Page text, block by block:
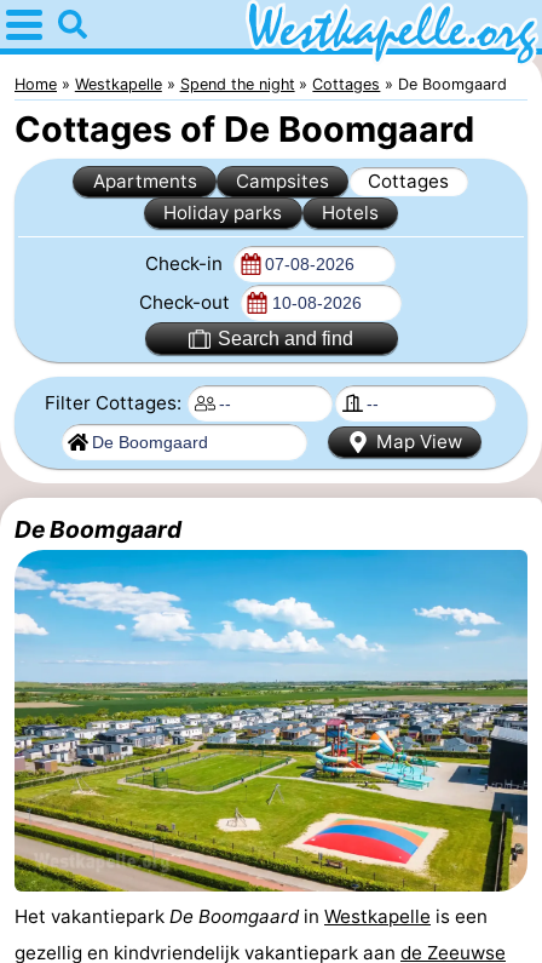
Home
Westkapelle
Tips
For
kids
Spend
night
-
Duinweg
-
Résidence
Wijngaerde
Campsites
Cottages
-
Buitenhof
Domburg
-
De
Boomgaard
-
De
Zandput
-
Hof
Domburg
-
Joossesweg
-
Résidence
Wijngaerde
Hotels
Lastminutes
Home Westkapelle Spend the night Cottages De Boomgaard
Cottages of De Boomgaard
Apartments Campsites
Cottages
Holiday parks
Hotels
Check-in
Check-out
Search and find
Filter Cottages:
Map View
De Boomgaard
Het vakantiepark De Boomgaardin Westkapelle is een
gezellig en kindvriendelijk vakantiepark aan de Zeeuwse